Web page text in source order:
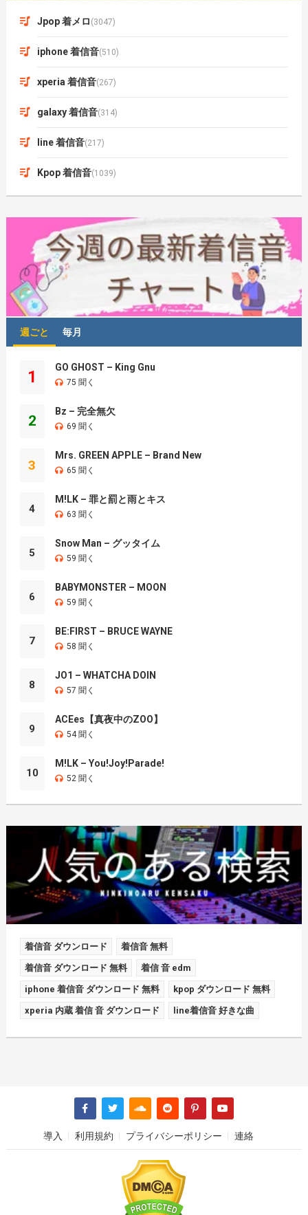
Jpop 着メロ (3047)
iphone 着信音(510)
xperia 着信音(267)
galaxy 着信音(314)
line 着信音(217)
Kpop 着信音(1039)
週ごと 毎月
1
GO GHOST – King Gnu
75 聞く
2
Bz – 完全無欠
69 聞く
3
Mrs. GREEN APPLE – Brand New
65 聞く
4
M!LK – 罪と罰と雨とキス
63 聞く
5
Snow Man – グッタイム
59 聞く
6
BABYMONSTER – MOON
59 聞く
7
BE:FIRST – BRUCE WAYNE
58 聞く
8
JO1 – WHATCHA DOIN
57 聞く
9
ACEes【真夜中のZOO】
54 聞く
10
M!LK – You!Joy!Parade!
52 聞く
着信音 ダウンロード 着信音 無料
着信音 ダウンロード 無料 着信 音 edm
iphone 着信音 ダウンロード 無料 kpop ダウンロード 無料
xperia 内蔵 着信 音 ダウンロード line着信音 好きな曲
導入 利用規約 プライバシーポリシー 連絡